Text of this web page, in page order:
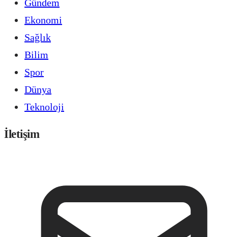
Gündem
Ekonomi
Sağlık
Bilim
Spor
Dünya
Teknoloji
İletişim